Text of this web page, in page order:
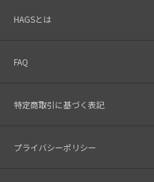
HAGSとは
FAQ
特定商取引に基づく表記
プライバシーポリシー